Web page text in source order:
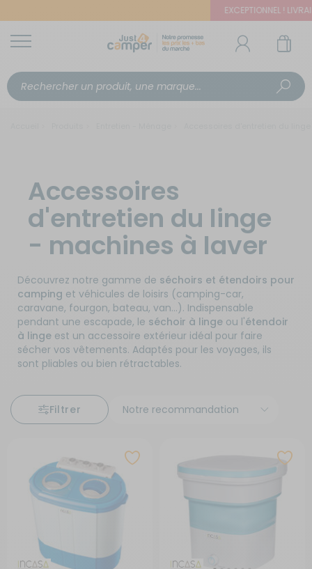
EXCEPTIONNEL !
Accessoires
d'entretien du linge
- machines à laver
Découvrez notre gamme de séchoirs et étendoirs pour
camping et véhicules de loisirs (camping-car,
caravane, fourgon, bateau, van...). Indispensable
pendant une escapade, le séchoir à linge ou l'étendoir
à linge est un accessoire extérieur idéal pour faire
sécher vos vêtements. Adaptés pour les voyages, ils
sont pliables ou bien rétractables.
Filtrer